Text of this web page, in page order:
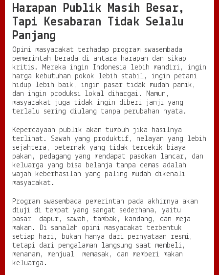
Harapan Publik Masih Besar,
Tapi Kesabaran Tidak Selalu
Panjang
Opini masyarakat terhadap program swasembada
pemerintah berada di antara harapan dan sikap
kritis. Mereka ingin Indonesia lebih mandiri, ingin
harga kebutuhan pokok lebih stabil, ingin petani
hidup lebih baik, ingin pasar tidak mudah panik,
dan ingin produksi lokal dihargai. Namun,
masyarakat juga tidak ingin diberi janji yang
terlalu sering diulang tanpa perubahan nyata.
Kepercayaan publik akan tumbuh jika hasilnya
terlihat. Sawah yang produktif, nelayan yang lebih
sejahtera, peternak yang tidak tercekik biaya
pakan, pedagang yang mendapat pasokan lancar, dan
keluarga yang bisa belanja tanpa cemas adalah
wajah keberhasilan yang paling mudah dikenali
masyarakat.
Program swasembada pemerintah pada akhirnya akan
diuji di tempat yang sangat sederhana, yaitu
pasar, dapur, sawah, tambak, kandang, dan meja
makan. Di sanalah opini masyarakat terbentuk
setiap hari, bukan hanya dari pernyataan resmi,
tetapi dari pengalaman langsung saat membeli,
menanam, menjual, memasak, dan memberi makan
keluarga.